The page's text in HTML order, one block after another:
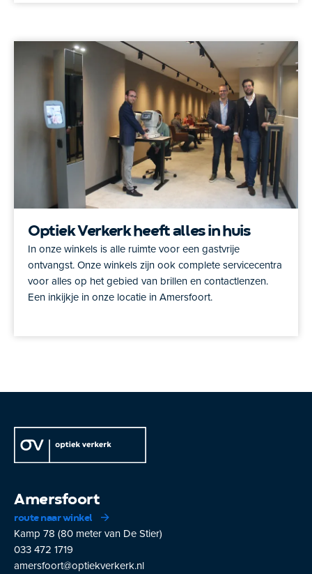
Optiek Verkerk heeft alles in huis
In onze winkels is alle ruimte voor een gastvrije
ontvangst. Onze winkels zijn ook complete servicecentra
voor alles op het gebied van brillen en contactlenzen.
Een inkijkje in onze locatie in Amersfoort.
Amersfoort
route naar winkel
Kamp 78 (80 meter van De Stier)
033 472 1719
amersfoort@optiekverkerk.nl